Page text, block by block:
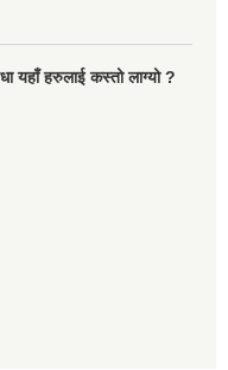
यहाँ हरुलाई कस्तो लाग्यो ?